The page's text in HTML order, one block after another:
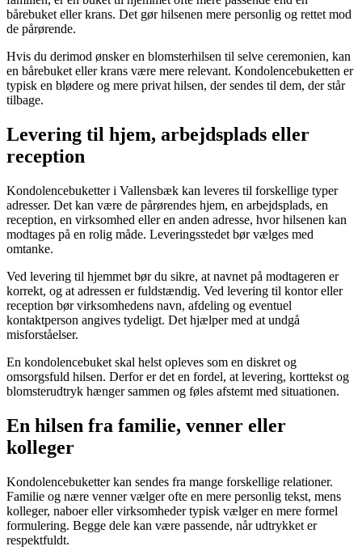
bårebuket eller krans. Det gør hilsenen mere personlig og rettet mod
de pårørende.
Hvis du derimod ønsker en blomsterhilsen til selve ceremonien, kan
en bårebuket eller krans være mere relevant. Kondolencebuketten er
typisk en blødere og mere privat hilsen, der sendes til dem, der står
tilbage.
Levering til hjem, arbejdsplads eller
reception
Kondolencebuketter i Vallensbæk kan leveres til forskellige typer
adresser. Det kan være de pårørendes hjem, en arbejdsplads, en
reception, en virksomhed eller en anden adresse, hvor hilsenen kan
modtages på en rolig måde. Leveringsstedet bør vælges med
omtanke.
Ved levering til hjemmet bør du sikre, at navnet på modtageren er
korrekt, og at adressen er fuldstændig. Ved levering til kontor eller
reception bør virksomhedens navn, afdeling og eventuel
kontaktperson angives tydeligt. Det hjælper med at undgå
misforståelser.
En kondolencebuket skal helst opleves som en diskret og
omsorgsfuld hilsen. Derfor er det en fordel, at levering, korttekst og
blomsterudtryk hænger sammen og føles afstemt med situationen.
En hilsen fra familie, venner eller
kolleger
Kondolencebuketter kan sendes fra mange forskellige relationer.
Familie og nære venner vælger ofte en mere personlig tekst, mens
kolleger, naboer eller virksomheder typisk vælger en mere formel
formulering. Begge dele kan være passende, når udtrykket er
respektfuldt.